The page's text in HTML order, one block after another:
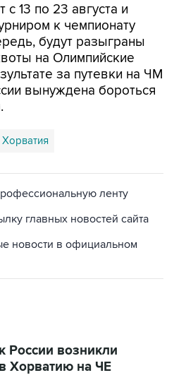
13 по 23 августа и
к чемпионату
будут разыграны
на Олимпийские
за путевки на ЧМ
вынуждена бороться
Хорватия
ленту
главных новостей сайта
новости в официальном
России возникли
Хорватию на ЧЕ